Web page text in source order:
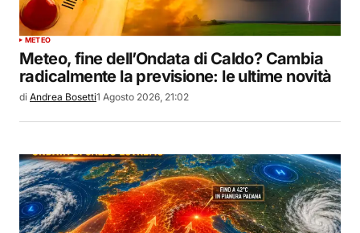
METEO
Meteo, fine dell’Ondata di Caldo? Cambia
radicalmente la previsione: le ultime novità
di Andrea Bosetti1 Agosto 2026, 21:02